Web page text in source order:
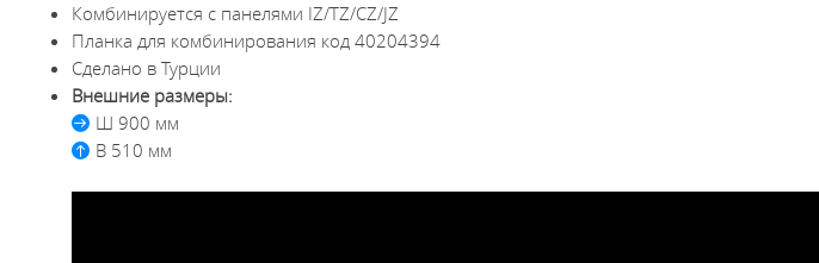
Комбинируется с панелями IZ/TZ/CZ/JZ
Планка для комбинирования код 40204394
Сделано в Турции
Внешние размеры:
Ш 900 мм
В 510 мм